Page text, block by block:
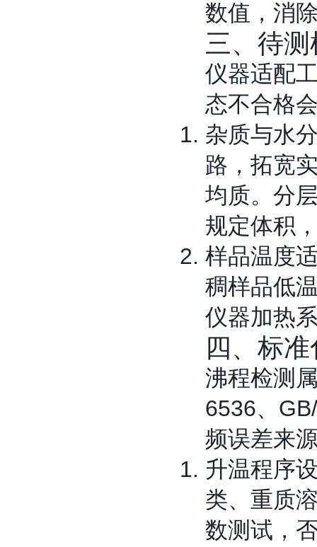
数值，消
三、待
仪器适配
态不合格
杂质与水
路，拓宽
均质。分
规定体积
样品温度
稠样品低
仪器加热
四、标
沸程检测
6536、
频误差来
升温程序
类、重质
数测试，